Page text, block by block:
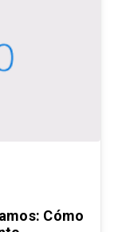
Cómo